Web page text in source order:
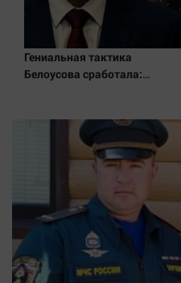
Конкурс
Народная журналистика
Наука
Обсуждаем
Последняя инстанция
Тенденции
Точка на карте
Гениальная тактика
Белоусова сработала:
Армия форсировала реку.
Ключевой узел обороны пал